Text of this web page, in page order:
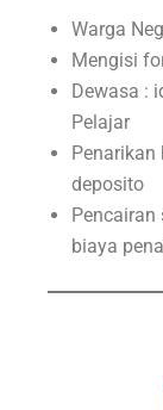
Warga
Mengisi
Dewasa :
Pelajar
Penarikan
deposito
Pencairan
biaya